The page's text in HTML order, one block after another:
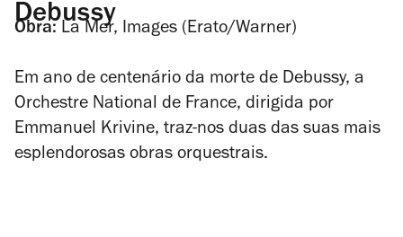
Debussy
Obra: La Mer, Images (Erato/Warner)
Em ano de centenário da morte de Debussy, a
Orchestre National de France, dirigida por
Emmanuel Krivine, traz-nos duas das suas mais
esplendorosas obras orquestrais.